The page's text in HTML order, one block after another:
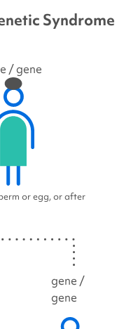
Syndrome
/ gene
or egg, or after
gene /
gene